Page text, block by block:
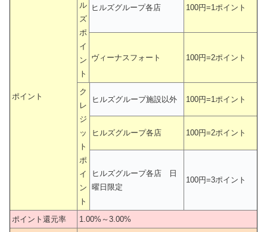
ポイント
ル
ズ
ポ
イ
ン
ト
ヒルズグループ各店 100円=1ポイント
ヴィーナスフォート 100円=2ポイント
ク
レ
ジ
ッ
ト
ポ
イ
ン
ト
ヒルズグループ施設以外 100円=1ポイント
ヒルズグループ各店 100円=2ポイント
ヒルズグループ各店 日
曜日限定
100円=3ポイント
ポイント還元率
1.00%～3.00%